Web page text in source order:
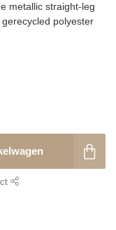
metallic straight-leg
polyester